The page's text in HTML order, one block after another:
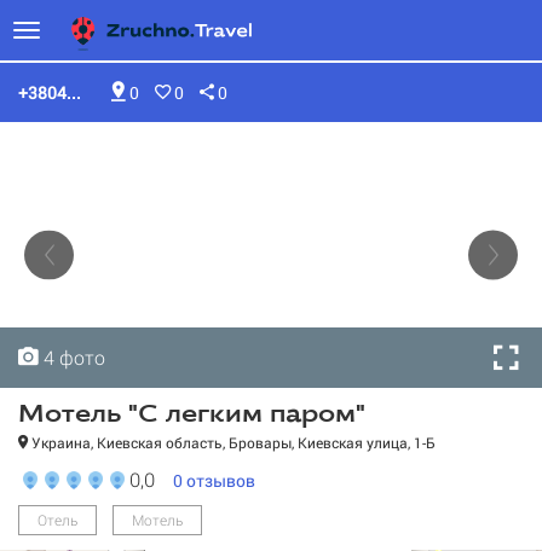
0 0 0
+3804...
4 фото
4 фото
4 фото
4 фото
Мотель "С легким паром"
Украина, Киевская область, Бровары, Киевская улица, 1-Б
0,0 0 отзывов
Отель Мотель
Мотель "С легким паром"